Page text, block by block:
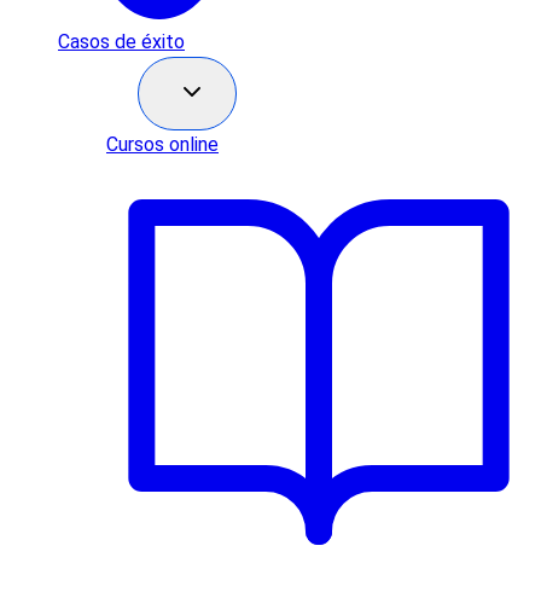
Casos de éxito
Cursos online